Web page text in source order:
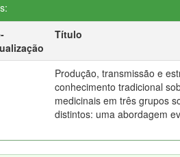
Título
Produção, transmissão e
conhecimento tradicional
medicinais em três grupos
distintos: uma abordagem